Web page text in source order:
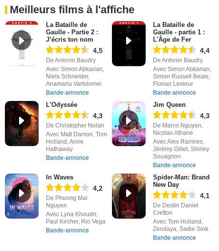
Meilleurs films à l'affiche
La Bataille de
Gaulle - Partie 2 :
J’écris ton nom
4,5
De Antonin Baudry
Avec Simon Abkarian,
Niels Schneider,
Anamaria Vartolomei
Bande-annonce
La Bataille de
Gaulle - partie 1 :
L'Âge de Fer
4,4
De Antonin Baudry
Avec Simon Abkarian,
Simon Russell Beale,
Florian Lesieur
Bande-annonce
L'Odyssée
4,3
De Christopher Nolan
Avec Matt Damon, Tom
Holland, Anne
Hathaway
Bande-annonce
Jim Queen
4,3
De Marco Nguyen,
Nicolas Athane
Avec Alex Ramires,
Jérémy Gillet, Shirley
Souagnon
Bande-annonce
In Waves
4,2
De Phuong Mai
Nguyen
Avec Lyna Khoudri,
Paul Kircher, Rio Vega
Bande-annonce
Spider-Man: Brand
New Day
4,1
De Destin Daniel
Cretton
Avec Tom Holland,
Zendaya, Sadie Sink
Bande-annonce